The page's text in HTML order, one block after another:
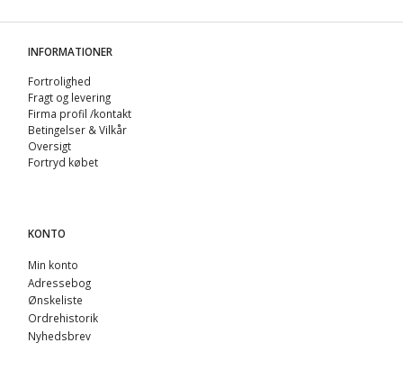
INFORMATIONER
Fortrolighed
Fragt og levering
Firma profil /kontakt
Betingelser & Vilkår
Oversigt
Fortryd købet
KONTO
Min konto
Adressebog
Ønskeliste
Ordrehistorik
Nyhedsbrev